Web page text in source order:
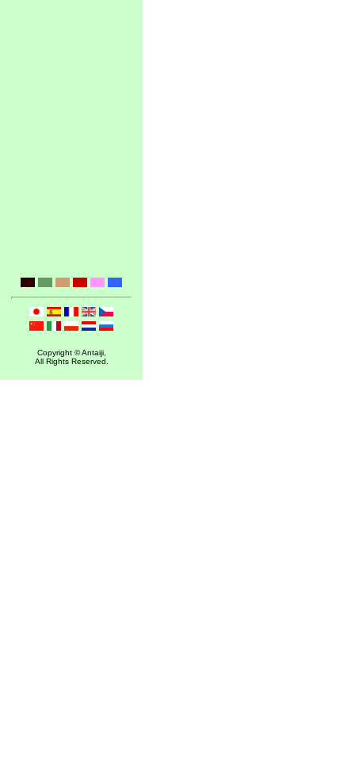
Copyright © Antaiji,
All Rights Reserved.